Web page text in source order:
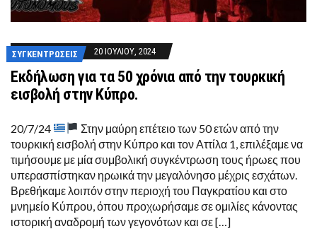
ΣΥΓΚΕΝΤΡΏΣΕΙΣ 20 ΙΟΥΛΊΟΥ, 2024
Εκδήλωση για τα 50 χρόνια από την τουρκική
εισβολή στην Κύπρο.
20/7/24
Στην μαύρη επέτειο των 50 ετών από την
τουρκική εισβολή στην Κύπρο και τον Αττίλα 1, επιλέξαμε να
τιμήσουμε με μία συμβολική συγκέντρωση τους ήρωες που
υπερασπίστηκαν ηρωικά την μεγαλόνησο μέχρις εσχάτων.
Βρεθήκαμε λοιπόν στην περιοχή του Παγκρατίου και στο
μνημείο Κύπρου, όπου προχωρήσαμε σε ομιλίες κάνοντας
ιστορική αναδρομή των γεγονότων και σε […]